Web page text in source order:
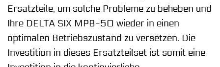
Ersatzteile, um solche Probleme zu beheben und
Ihre DELTA SIX MPB-50 wieder in einen
optimalen Betriebszustand zu versetzen. Die
Investition in dieses Ersatzteilset ist somit eine